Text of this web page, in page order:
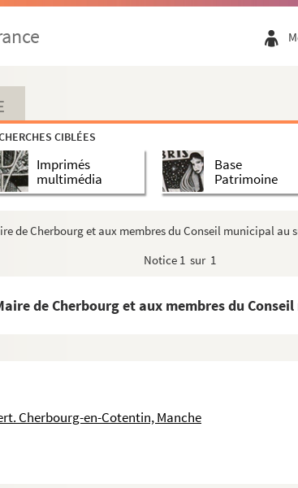
CIBLÉES
Imprimés
multimédia
Base
Patrimoine
de Cherbourg et aux membres du Conseil municipal au
Notice 1 sur 1
de Cherbourg et aux membres du
Cherbourg-en-Cotentin, Manche